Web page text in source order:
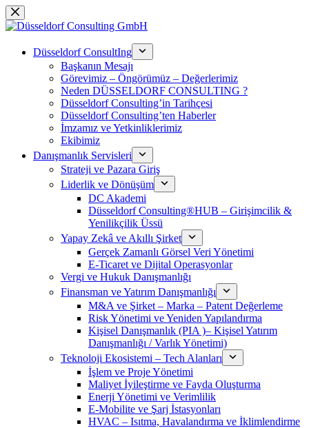
Skip
to
Düsseldorf ConsultIng
Başkanın Mesajı
Görevimiz – Öngörümüz – Değerlerimiz
Neden DÜSSELDORF CONSULTING ?
Düsseldorf Consulting’in Tarihçesi
Düsseldorf Consulting’ten Haberler
İmzamız ve Yetkinliklerimiz
Ekibimiz
Danışmanlık Servisleri
Strateji ve Pazara Giriş
Liderlik ve Dönüşüm
DC Akademi
Düsseldorf Consulting®HUB – Girişimcilik &
Yenilikçilik Üssü
Yapay Zekâ ve Akıllı Şirket
Gerçek Zamanlı Görsel Veri Yönetimi
E-Ticaret ve Dijital Operasyonlar
Vergi ve Hukuk Danışmanlığı
Finansman ve Yatırım Danışmanlığı
M&A ve Şirket – Marka – Patent Değerleme
Risk Yönetimi ve Yeniden Yapılandırma
Kişisel Danışmanlık (PIA )– Kişisel Yatırım
Danışmanlığı / Varlık Yönetimi)
Teknoloji Ekosistemi – Tech Alanları
İşlem ve Proje Yönetimi
Maliyet İyileştirme ve Fayda Oluşturma
Enerji Yönetimi ve Verimlilik
E-Mobilite ve Şarj İstasyonları
HVAC – Isıtma, Havalandırma ve İklimlendirme